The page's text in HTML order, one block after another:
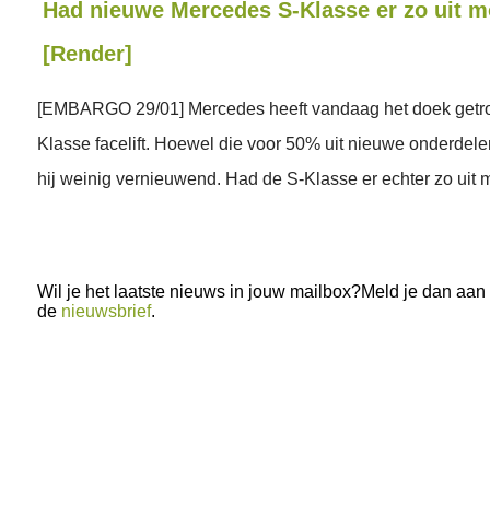
Had nieuwe Mercedes S-Klasse er zo uit
[Render]
[EMBARGO 29/01] Mercedes heeft vandaag het doek
Klasse facelift. Hoewel die voor 50% uit nieuwe
hij weinig vernieuwend. Had de S-Klasse er echter zo uit
Wil je het laatste nieuws in jouw mailbox?Meld je dan aan
de nieuwsbrief.